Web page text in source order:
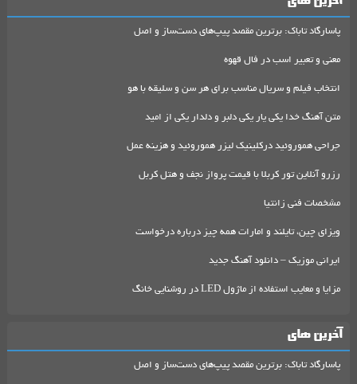
پاسارگاد تاباک: برترین مقصد پیپ‌های دست‌ساز و اصل
معنی و تعبیر اسب در فال قهوه
انتخاب فیلم و سریال مناسب برای هر سن و سلیقه با هو
متن آهنگ خدا یکی یار یکی دلبر و دلدار یکی از امید
جراحی هموروئید درکلینیک لیزر هموروئید و هزینه عمل
رزرو آنلاین تور کربلا با قیمت پرواز نجف و هتل کربل
مشخصات فنی زانتیا
ویزای چین، تایلند و امارات همه چیز درباره درخواست
ایرانی موزیک – دانلود آهنگ جدید
مزایا و معایب استفاده از ماژول LED در روشنایی خانگ
آخرین های
پاسارگاد تاباک: برترین مقصد پیپ‌های دست‌ساز و اصل